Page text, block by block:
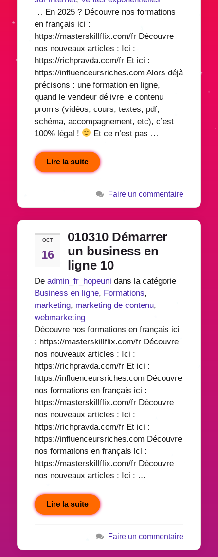
… En 2025 ? Découvre nos formations
en français ici :
https://masterskillflix.com/fr Découvre
nos nouveaux articles : Ici :
https://richpravda.com/fr Et ici :
https://influenceursriches.com Alors déjà
précisons : une formation en ligne,
quand le vendeur délivre le contenu
promis (vidéos, cours, textes, pdf,
schéma, accompagnement, etc), c’est
100% légal !
Et ce n’est pas …
Lire la suite
Faire un commentaire
OCT
16
010310 Démarrer
un business en
ligne 10
De admin_fr_hopeuni dans la catégorie
Business en ligne, Formations,
marketing, marketing de contenu,
webmarketing
Découvre nos formations en français ici
: https://masterskillflix.com/fr Découvre
nos nouveaux articles : Ici :
https://richpravda.com/fr Et ici :
https://influenceursriches.com Découvre
nos formations en français ici :
https://masterskillflix.com/fr Découvre
nos nouveaux articles : Ici :
https://richpravda.com/fr Et ici :
https://influenceursriches.com Découvre
nos formations en français ici :
https://masterskillflix.com/fr Découvre
nos nouveaux articles : Ici : …
Lire la suite
Faire un commentaire